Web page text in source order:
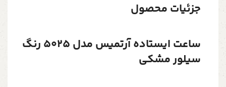
جزئیات محصول
ساعت ایستاده آرتمیس مدل 5025 رنگ
سیلور مشکی